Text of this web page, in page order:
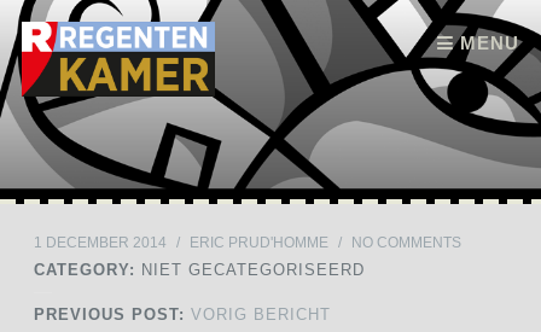
MENU
Skip to content
1 DECEMBER 2014 / ERIC PRUD'HOMME / NO COMMENTS
CATEGORY: NIET GECATEGORISEERD
PREVIOUS POST: VORIG BERICHT